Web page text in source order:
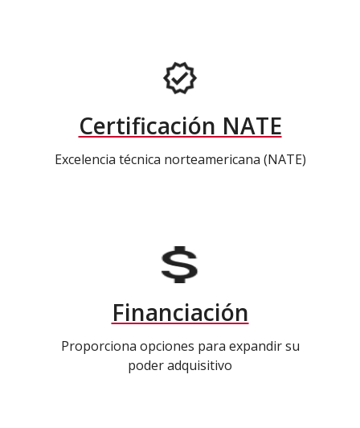
Certificación NATE
Excelencia técnica norteamericana (NATE)
Financiación
Proporciona opciones para expandir su
poder adquisitivo